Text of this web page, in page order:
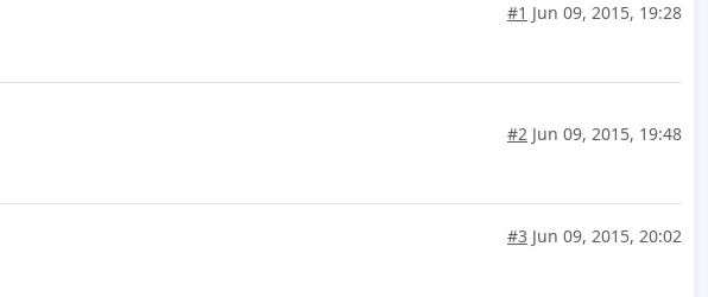
#1 Jun 09, 2015, 19:28
#2 Jun 09, 2015, 19:48
#3 Jun 09, 2015, 20:02